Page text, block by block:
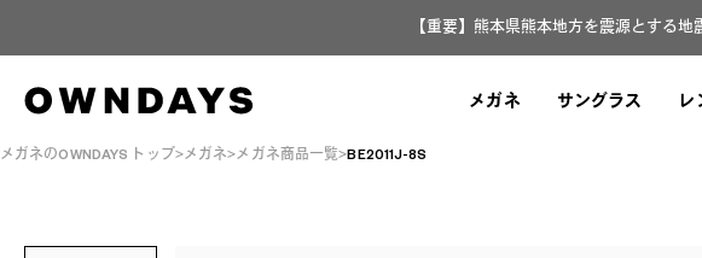
【重要】熊本県熊本地方を震源とする地
メガネ サングラス レ
メガネのOWNDAYS トップ メガネ メガネ商品一覧 BE2011J-8S